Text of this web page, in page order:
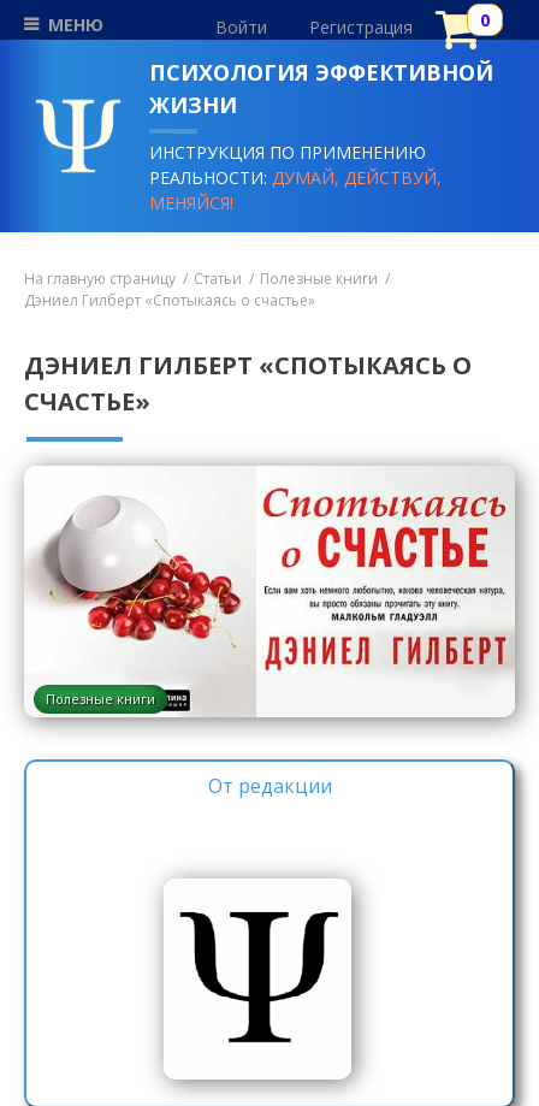
МЕНЮ Войти Регистрация
ПСИХОЛОГИЯ ЭФФЕКТИВНОЙ
ЖИЗНИ
ИНСТРУКЦИЯ ПО ПРИМЕНЕНИЮ
РЕАЛЬНОСТИ:ДУМАЙ, ДЕЙСТВУЙ,
МЕНЯЙСЯ!
На главную страницу Статьи
Полезные книги
Дэниел Гилберт «Спотыкаясь о счастье»
ДЭНИЕЛ ГИЛБЕРТ «СПОТЫКАЯСЬ О
СЧАСТЬЕ»
Полезные книги
От редакции